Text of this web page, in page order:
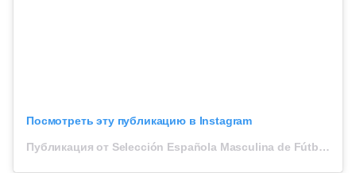
Посмотреть эту публикацию в Instagram
Публикация от Selección Española Masculina de Fútbol (@sefutbol)